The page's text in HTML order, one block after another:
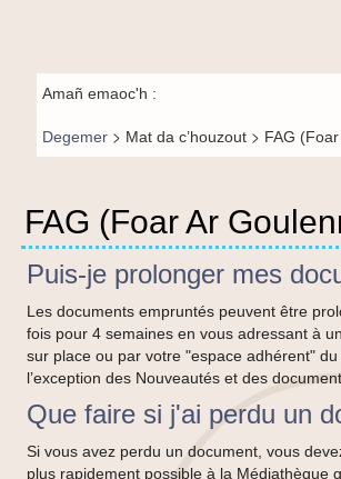
BR-fr
Fil de
navigation-
BR
Amañ emaoc'h :
Degemer > Mat da c’houzout > FAG
FAG (Foar Ar
Puis-je prolonger mes
Les documents empruntés peuvent être
fois pour 4 semaines en vous adressant à
sur place ou par votre "espace adhérent" du
l’exception des Nouveautés et des
Que faire si j'ai perdu un
Si vous avez perdu un document, vous
plus rapidement possible à la Médiathèque